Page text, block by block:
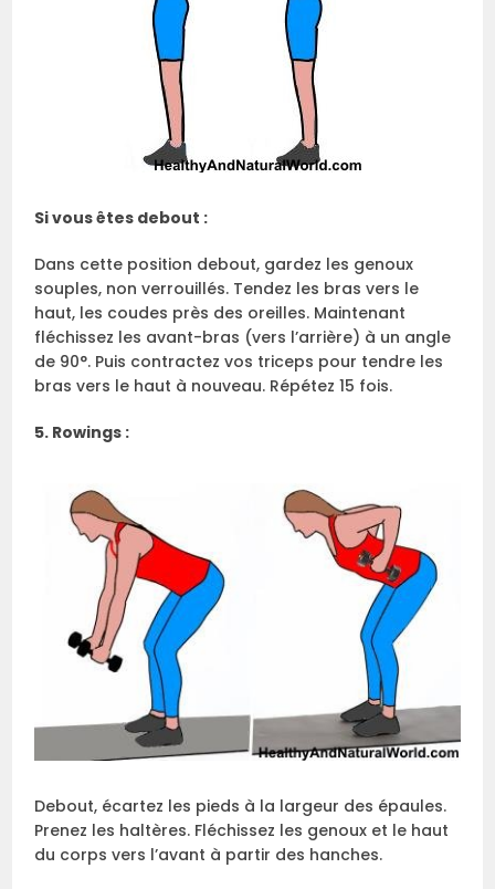
Si vous êtes debout :
Dans cette position debout, gardez les genoux
souples, non verrouillés. Tendez les bras vers le
haut, les coudes près des oreilles. Maintenant
fléchissez les avant-bras (vers l’arrière) à un angle
de 90°. Puis contractez vos triceps pour tendre les
bras vers le haut à nouveau. Répétez 15 fois.
5. Rowings :
Debout, écartez les pieds à la largeur des épaules.
Prenez les haltères. Fléchissez les genoux et le haut
du corps vers l’avant à partir des hanches.